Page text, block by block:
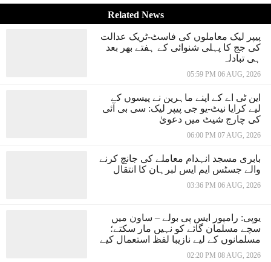
Related News
پیپر لیک معاملوں کی فاسٹ-ٹریک عدالت
کی جج کا پہلی شنوائی کے ہفتے بھر بعد
ہی تبادلہ
05:59 PM 06 AUG, 2026
این ٹی اے کے اپنے ماہرین نے پیسوں کے
لیے کرایا نیٹ-یو جی پیپر لیک: سی بی آئی
کی چارج شیٹ میں دعویٰ
06:00 PM 07 AUG, 2026
بابری مسجد انہدام معاملے کی جانچ کرنے
والے جسٹس ایم ایس لبرہان کا انتقال
03:36 PM 06 AUG, 2026
یوپی: رامپور ایس پی بولے – ساون میں
سچے مسلمان گائے کو نہیں مار سکتے؛
مسلمانوں کے لیے نازیبا لفظ استعمال کیے
02:20 PM 08 AUG, 2026